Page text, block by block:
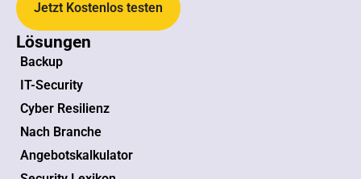
Jetzt Kostenlos testen
Lösungen
Backup
IT-Security
Cyber Resilienz
Nach Branche
Angebotskalkulator